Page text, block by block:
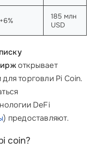
+6%
185 млн
USD
открывает
торговли Pi Coin.
DeFi
) предоставляют.
coin?